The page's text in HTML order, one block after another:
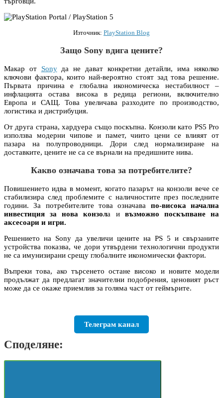
Източник: PlayStation Blog
Защо Sony вдига цените?
Макар от Sonyда не дават конкретни детайли, има няколко
ключови фактора, които най-вероятно стоят зад това решение.
Първата причина е глобална икономическа нестабилност –
инфлацията остава висока в редица региони, включително
Европа и САЩ. Това увеличава разходите по производство,
логистика и дистрибуция.
От друга страна, хардуера също поскъпна. Конзоли като PS5 Pro
използва модерни чипове и памет, чиито цени се влияят от
пазара на полупроводници. Дори след нормализиране на
доставките, цените не са се върнали на предишните нива.
Какво означава това за потребителите?
Повишението идва в момент, когато пазарът на конзоли вече се
стабилизира след проблемите с наличностите през последните
години. За потребителите това означава по-висока начална
инвестиция за нова конзола и възможно поскъпване на
аксесоари и игри.
Решението на Sony да увеличи цените на PS 5 и свързаните
устройства показва, че дори утвърдени технологични продукти
не са имунизирани срещу глобалните икономически фактори.
Въпреки това, ако търсенето остане високо и новите модели
продължат да предлагат значителни подобрения, ценовият ръст
може да се окаже приемлив за голяма част от геймърите.
Телеграм канал
Споделяне: